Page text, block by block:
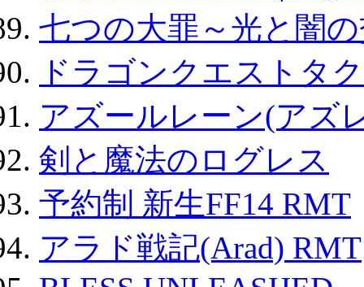
七つの大罪～光と闇
ドラゴンクエストタ
アズールレーン(アズ
剣と魔法のログレス
予約制 新生FF14 RMT
アラド戦記(Arad) RMT